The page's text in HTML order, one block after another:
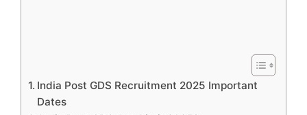
India Post GDS Recruitment 2025 Important
Dates